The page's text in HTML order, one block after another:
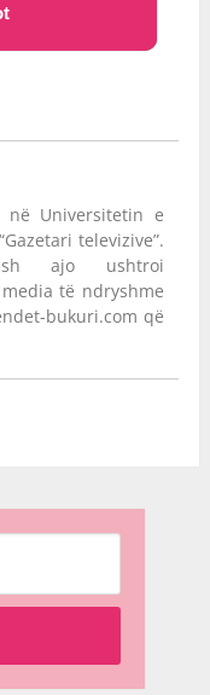
në Universitetin e
televizive”.
ajo ushtroi
të ndryshme
bukuri.com që